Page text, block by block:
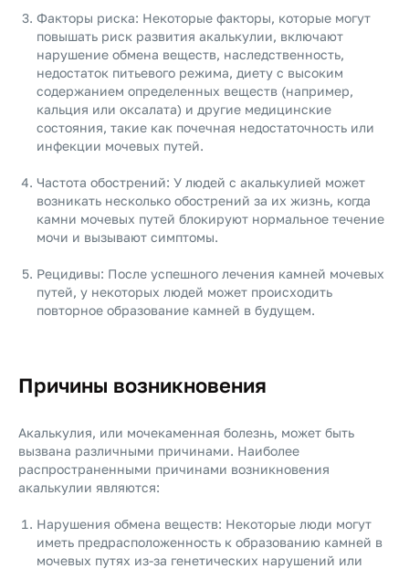
Факторы риска: Некоторые факторы, которые могут
повышать риск развития акалькулии, включают
нарушение обмена веществ, наследственность,
недостаток питьевого режима, диету с высоким
содержанием определенных веществ (например,
кальция или оксалата) и другие медицинские
состояния, такие как почечная недостаточность или
инфекции мочевых путей.
Частота обострений: У людей с акалькулией может
возникать несколько обострений за их жизнь, когда
камни мочевых путей блокируют нормальное течение
мочи и вызывают симптомы.
Рецидивы: После успешного лечения камней мочевых
путей, у некоторых людей может происходить
повторное образование камней в будущем.
Причины возникновения
Акалькулия, или мочекаменная болезнь, может быть
вызвана различными причинами. Наиболее
распространенными причинами возникновения
акалькулии являются:
Нарушения обмена веществ: Некоторые люди могут
иметь предрасположенность к образованию камней в
мочевых путях из-за генетических нарушений или